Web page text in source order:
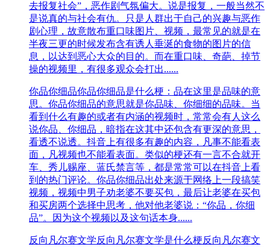
去报复社会”，恶作剧气氛偏大。说是报复，一般当然不
是说真的与社会有仇。只是人群出于自己的兴趣与恶作
剧心理，故意散布重口味图片、视频，最常见的就是在
半夜三更的时候发布含有诱人垂涎的食物的图片的信
息，以达到恶心大众的目的。而在重口味、奇葩、掉节
操的视频里，有很多观众会打出......
你品你细品你品你细品是什么梗：品在这里是品味的意
思。你品你细品的意思就是你品味、你细细的品味。当
看到什么有趣的或者有内涵的视频时，常常会有人这么
说你品、你细品，暗指在这其中还包含有更深的意思，
看透不说透。抖音上有很多有趣的内容，凡事不能看表
面，凡视频也不能看表面。类似的梗还有一言不合就开
车、秀儿赐座、蓝氏禁言等，都是常常可以在抖音上看
到的热门评论。你品你细品出处来源于网络上一段搞笑
视频，视频中男子劝老婆不要买包，最后让老婆在买包
和买房两个选择中思考，他对他老婆说：“你品，你细
品”。因为这个视频以及这句话本身......
反向凡尔赛文学反向凡尔赛文学是什么梗反向凡尔赛文